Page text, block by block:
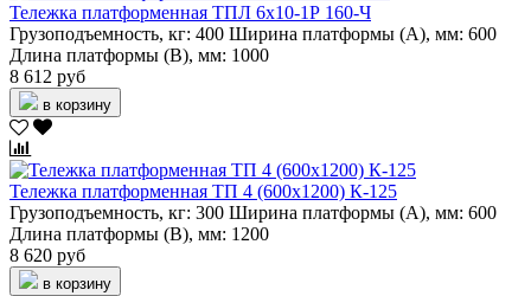
Тележка платформенная ТПЛ 6х10-1Р 160-Ч
Грузоподъемность, кг: 400 Ширина платформы (А), мм: 600
Длина платформы (В), мм: 1000
8 612 руб
в корзину
Тележка платформенная ТП 4 (600х1200) К-125
Грузоподъемность, кг: 300 Ширина платформы (А), мм: 600
Длина платформы (В), мм: 1200
8 620 руб
в корзину